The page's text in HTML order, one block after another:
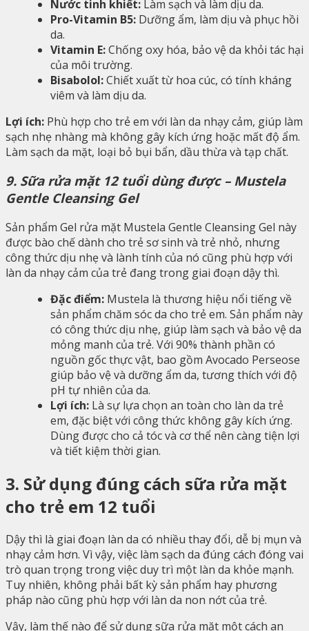
Nước tinh khiết: Làm sạch và làm dịu da.
Pro-Vitamin B5: Dưỡng ẩm, làm dịu và phục hồi
da.
Vitamin E:Chống oxy hóa, bảo vệ da khỏi tác hại
của môi trường.
Bisabolol:Chiết xuất từ hoa cúc, có tính kháng
viêm và làm dịu da.
Lợi ích: Phù hợp cho trẻ em với làn da nhạy cảm, giúp làm
sạch nhẹ nhàng mà không gây kích ứng hoặc mất độ ẩm.
Làm sạch da mặt, loại bỏ bụi bẩn, dầu thừa và tạp chất.
9. Sữa rửa mặt 12 tuổi dùng được – Mustela
Gentle Cleansing Gel
Sản phẩm Gel rửa mặt Mustela Gentle Cleansing Gel này
được bào chế dành cho trẻ sơ sinh và trẻ nhỏ, nhưng
công thức dịu nhẹ và lành tính của nó cũng phù hợp với
làn da nhạy cảm của trẻ đang trong giai đoạn dậy thì.
Đặc điểm: Mustela là thương hiệu nổi tiếng về
sản phẩm chăm sóc da cho trẻ em. Sản phẩm này
có công thức dịu nhẹ, giúp làm sạch và bảo vệ da
mỏng manh của trẻ. Với 90% thành phần có
nguồn gốc thực vật, bao gồm Avocado Perseose
giúp bảo vệ và dưỡng ẩm da, tương thích với độ
pH tự nhiên của da.
Lợi ích: Là sự lựa chọn an toàn cho làn da trẻ
em, đặc biệt với công thức không gây kích ứng.
Dùng được cho cả tóc và cơ thể nên càng tiện lợi
và tiết kiệm thời gian.
3. Sử dụng đúng cách sữa rửa mặt
cho trẻ em 12 tuổi
Dậy thì là giai đoạn làn da có nhiều thay đổi, dễ bị mụn và
nhạy cảm hơn. Vì vậy, việc làm sạch da đúng cách đóng vai
trò quan trọng trong việc duy trì một làn da khỏe mạnh.
Tuy nhiên, không phải bất kỳ sản phẩm hay phương
pháp nào cũng phù hợp với làn da non nớt của trẻ.
Vậy, làm thế nào để sử dụng sữa rửa mặt một cách an